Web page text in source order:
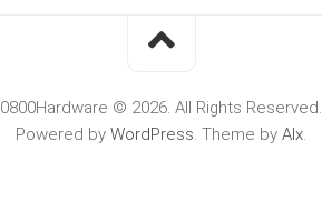
0800Hardware © 2026. All Rights Reserved.
Powered by WordPress. Theme by Alx.